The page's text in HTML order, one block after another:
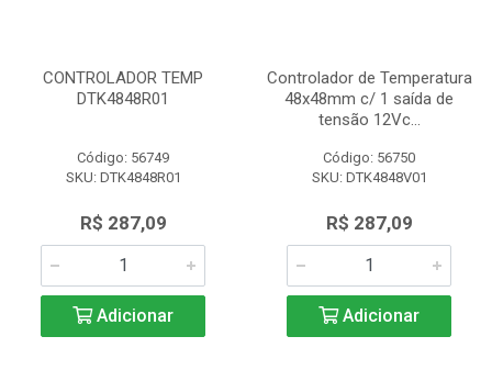
CONTROLADOR TEMP
DTK4848R01
Código: 56749
SKU: DTK4848R01
R$ 287,09
Adicionar
Controlador de Temperatura
48x48mm c/ 1 saída de
tensão 12Vc...
Código: 56750
SKU: DTK4848V01
R$ 287,09
Adicionar